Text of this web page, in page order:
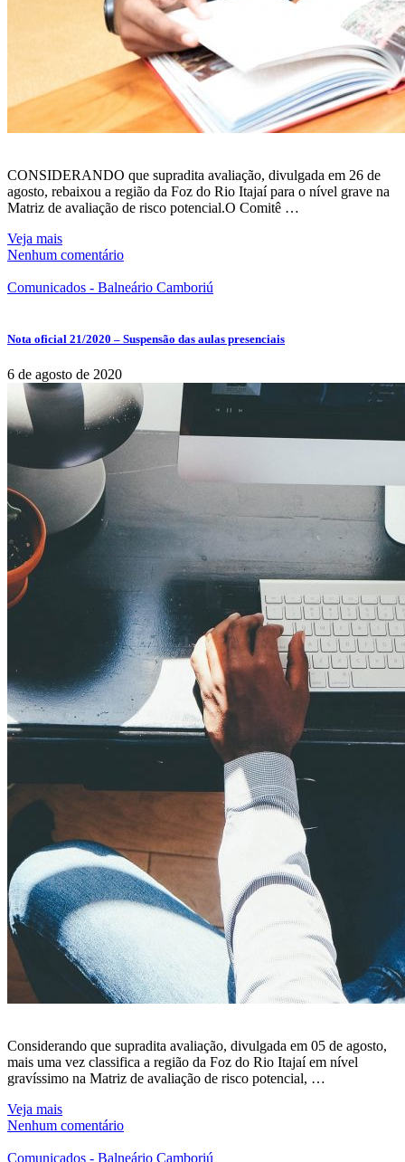
CONSIDERANDO que supradita avaliação, divulgada em 26 de
agosto, rebaixou a região da Foz do Rio Itajaí para o nível grave na
Matriz de avaliação de risco potencial.O Comitê …
Veja mais
Nenhum comentário
Comunicados - Balneário Camboriú
Nota oficial 21/2020 – Suspensão das aulas presenciais
6 de agosto de 2020
Considerando que supradita avaliação, divulgada em 05 de agosto,
mais uma vez classifica a região da Foz do Rio Itajaí em nível
gravíssimo na Matriz de avaliação de risco potencial, …
Veja mais
Nenhum comentário
Comunicados - Balneário Camboriú